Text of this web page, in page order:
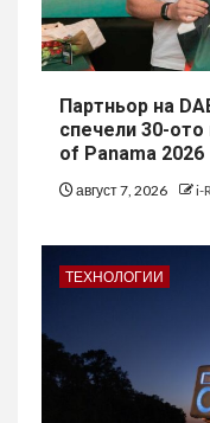
Партньор на
спечели 30-
of Panama 2026
август 7, 2026 i-
ТЕХНОЛОГИИ